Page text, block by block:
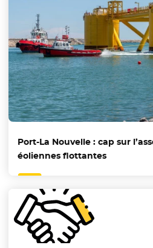
Port-La Nouvelle : cap sur
éoliennes flottantes